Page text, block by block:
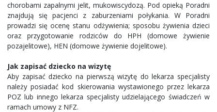
chorobami zapalnymi jelit, mukowiscydozą. Pod opieką Poradni
znajdują się pacjenci z zaburzeniami połykania. W Poradni
prowadzi się ocenę stanu odżywienia; sposobu żywienia dzieci
oraz przygotowanie rodziców do HPH (domowe żywienie
pozajelitowe), HEN (domowe żywienie dojelitowe).
Jak zapisać dziecko na wizytę
Aby zapisać dziecko na pierwszą wizytę do lekarza specjalisty
należy posiadać kod skierowania wystawionego przez lekarza
POZ lub innego lekarza specjalisty udzielającego świadczeń w
ramach umowy z NFZ.